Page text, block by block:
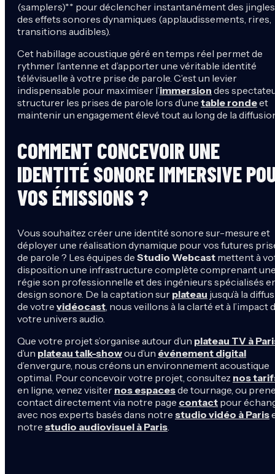
(samplers)** pour déclencher instantanément des
des effets sonores dynamiques (applaudissements, rires,
transitions audibles).
Cet habillage acoustique géré en temps réel permet de
rythmer l’antenne et d’apporter une véritable identité
télévisuelle à votre prise de parole. C’est un levier
indispensable pour maximiser l’immersion des
structurer les prises de parole lors d’une table rondeet
maintenir un engagement élevé tout au long de la
COMMENT CONCEVOIR UNE
IDENTITÉ SONORE IMMERSIVE
VOS ÉMISSIONS ?
Vous souhaitez créer une identité sonore sur-mesure et
déployer une réalisation dynamique pour vos futures
de parole ? Les équipes de Studio Webcast mettent à
disposition une infrastructure complète comprenant
régie son professionnelle et des ingénieurs spécialisés
design sonore. De la captation sur plateau jusqu’à la
de votre vidéocast , nous veillons à la clarté et à l’impact
votre univers audio.
Que votre projet s’organise autour d’un plateau TV à
d’un plateau talk-showou d’un événement digital
d’envergure, nous créons un environnement acoustique
optimal. Pour concevoir votre projet, consultez nos
en ligne, venez visiter nos espacesde tournage, ou
contact directement via notre page contact pour
avec nos experts basés dans notre studio vidéo à Paris
notre studio audiovisuel à Paris